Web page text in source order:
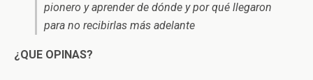
pionero y aprender de dónde y por qué llegaron
para no recibirlas más adelante
¿QUE OPINAS?